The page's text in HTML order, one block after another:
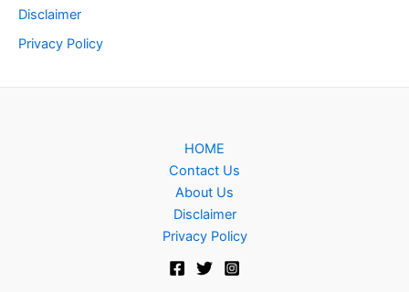
Disclaimer
Privacy Policy
HOME
Contact Us
About Us
Disclaimer
Privacy Policy